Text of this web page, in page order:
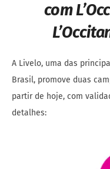
com
A Livelo, uma das
Brasil, promove duas
partir de hoje, com
detalhes: